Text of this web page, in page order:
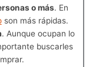
o más. En
son más rápidas.
. Aunque ocupan lo
buscarles